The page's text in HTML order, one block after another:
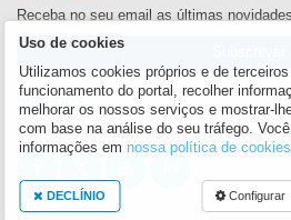
Receba no seu email as últimas
Siga-nos
Queremos estar sempre perto de si
Uso de cookies
Utilizamos cookies próprios e de
funcionamento do portal, recolher
melhorar os nossos serviços e mostrar-
com base na análise do seu tráfego.
informações emnossa política de cookies
DECLÍNIO Configurar